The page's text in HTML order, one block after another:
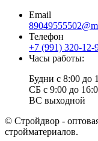
Email
Телефон
+7 (991) 320-12-
Часы работы:
Будни с 8:00 до
СБ с 9:00 до
ВС выходной
© Стройдвор -
стройматериалов.